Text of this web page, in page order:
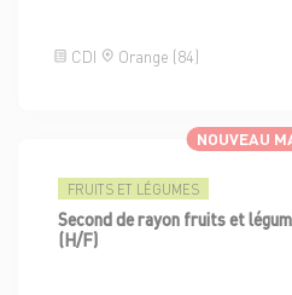
CDI Orange (84)
NOUVEAU
FRUITS ET LÉGUMES
Second de rayon fruits et
(H/F)